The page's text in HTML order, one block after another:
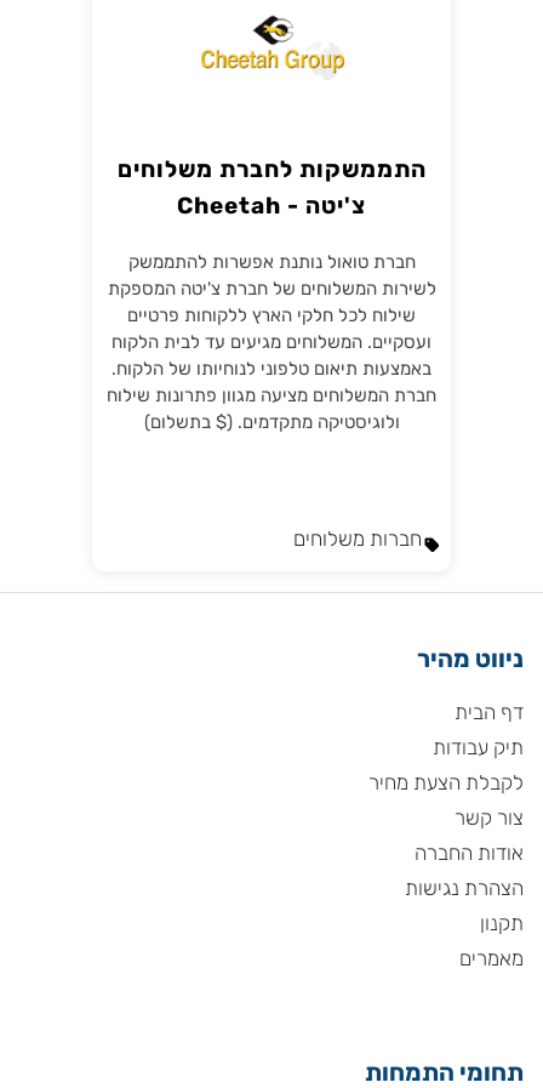
התממשקות לחברת משלוחים
צ'יטה - Cheetah
חברת טואול נותנת אפשרות להתממשק
לשירות המשלוחים של חברת צ'יטה המספקת
שילוח לכל חלקי הארץ ללקוחות פרטיים
ועסקיים. המשלוחים מגיעים עד לבית הלקוח
באמצעות תיאום טלפוני לנוחיותו של הלקוח.
חברת המשלוחים מציעה מגוון פתרונות שילוח
ולוגיסטיקה מתקדמים. ($ בתשלום)
חברות משלוחים
ניווט מהיר
דף הבית
תיק עבודות
לקבלת הצעת מחיר
צור קשר
אודות החברה
הצהרת נגישות
תקנון
מאמרים
תחומי התמחות